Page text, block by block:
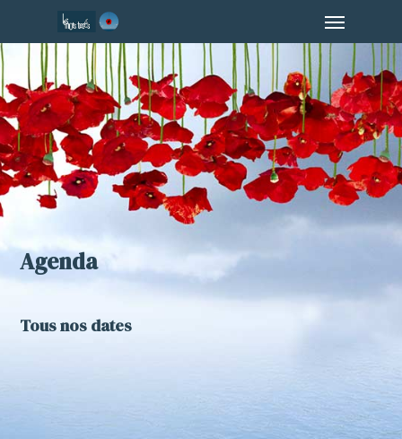
to
main
content
Agenda
Tous nos dates